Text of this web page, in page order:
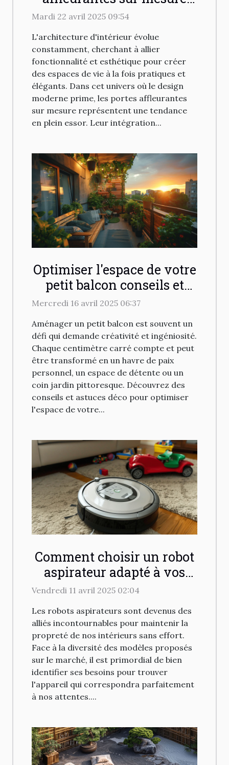
pour un intérieur moderne
Mardi 22 avril 2025 09:54
L'architecture d'intérieur évolue
constamment, cherchant à allier
fonctionnalité et esthétique pour créer
des espaces de vie à la fois pratiques et
élégants. Dans cet univers où le design
moderne prime, les portes affleurantes
sur mesure représentent une tendance
en plein essor. Leur intégration...
Optimiser l'espace de votre
petit balcon conseils et
astuces déco
Mercredi 16 avril 2025 06:37
Aménager un petit balcon est souvent un
défi qui demande créativité et ingéniosité.
Chaque centimètre carré compte et peut
être transformé en un havre de paix
personnel, un espace de détente ou un
coin jardin pittoresque. Découvrez des
conseils et astuces déco pour optimiser
l'espace de votre...
Comment choisir un robot
aspirateur adapté à vos
besoins de nettoyage
Vendredi 11 avril 2025 02:04
Les robots aspirateurs sont devenus des
alliés incontournables pour maintenir la
propreté de nos intérieurs sans effort.
Face à la diversité des modèles proposés
sur le marché, il est primordial de bien
identifier ses besoins pour trouver
l'appareil qui correspondra parfaitement
à nos attentes....